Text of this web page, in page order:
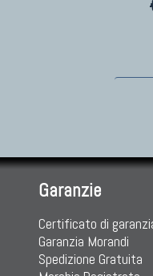
Garanzie
Certificato di
Garanzia Morandi
Spedizione Gratuita